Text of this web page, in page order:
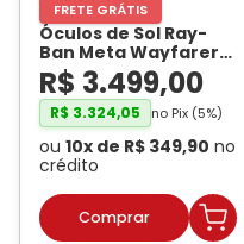
FRETE GRÁTIS
Óculos de Sol Ray-
Ban Meta Wayfarer
Gen 2 RW4012 Preto
Brilhante / Verde G-
15 Unissex- RAY BAN
META
R$ 3.499,00
R$ 3.324,05 no Pix (5%)
ou 10x de R$ 349,90 no
crédito